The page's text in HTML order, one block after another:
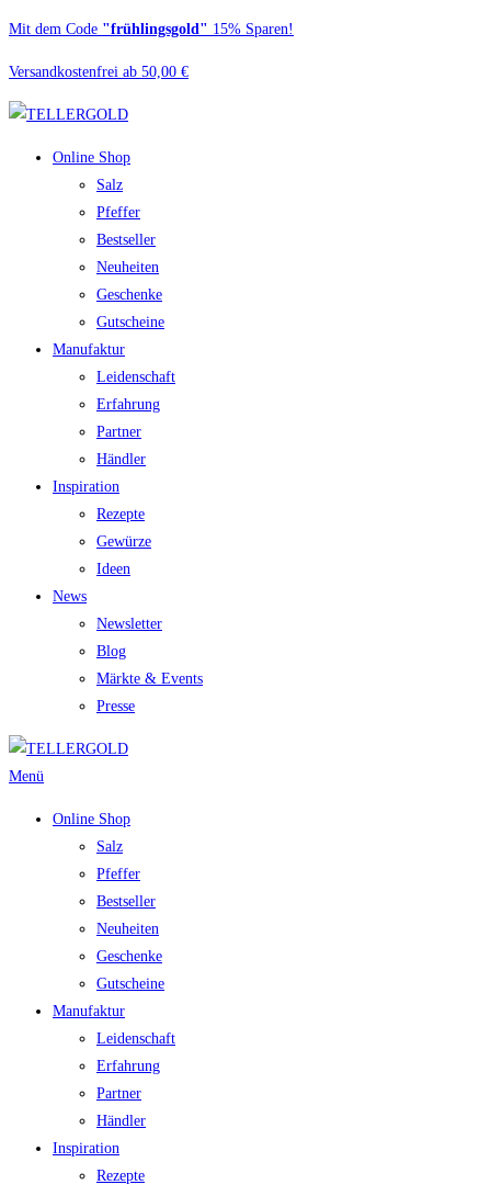
Zum
springen
Mit dem Code "frühlingsgold" 15% Sparen!
Versandkostenfrei ab 50,00 €
Online Shop
Salz
Pfeffer
Bestseller
Neuheiten
Geschenke
Gutscheine
Manufaktur
Leidenschaft
Erfahrung
Partner
Händler
Inspiration
Rezepte
Gewürze
Ideen
News
Newsletter
Blog
Märkte & Events
Presse
Menü
Online Shop
Salz
Pfeffer
Bestseller
Neuheiten
Geschenke
Gutscheine
Manufaktur
Leidenschaft
Erfahrung
Partner
Händler
Inspiration
Rezepte